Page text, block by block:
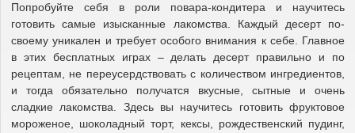
Попробуйте себя в роли повара-кондитера и научитесь
готовить самые изысканные лакомства. Каждый десерт по-
своему уникален и требует особого внимания к себе. Главное
в этих бесплатных играх – делать десерт правильно и по
рецептам, не переусердствовать с количеством ингредиентов,
и тогда обязательно получатся вкусные, сытные и очень
сладкие лакомства. Здесь вы научитесь готовить фруктовое
мороженое, шоколадный торт, кексы, рождественский пудинг,